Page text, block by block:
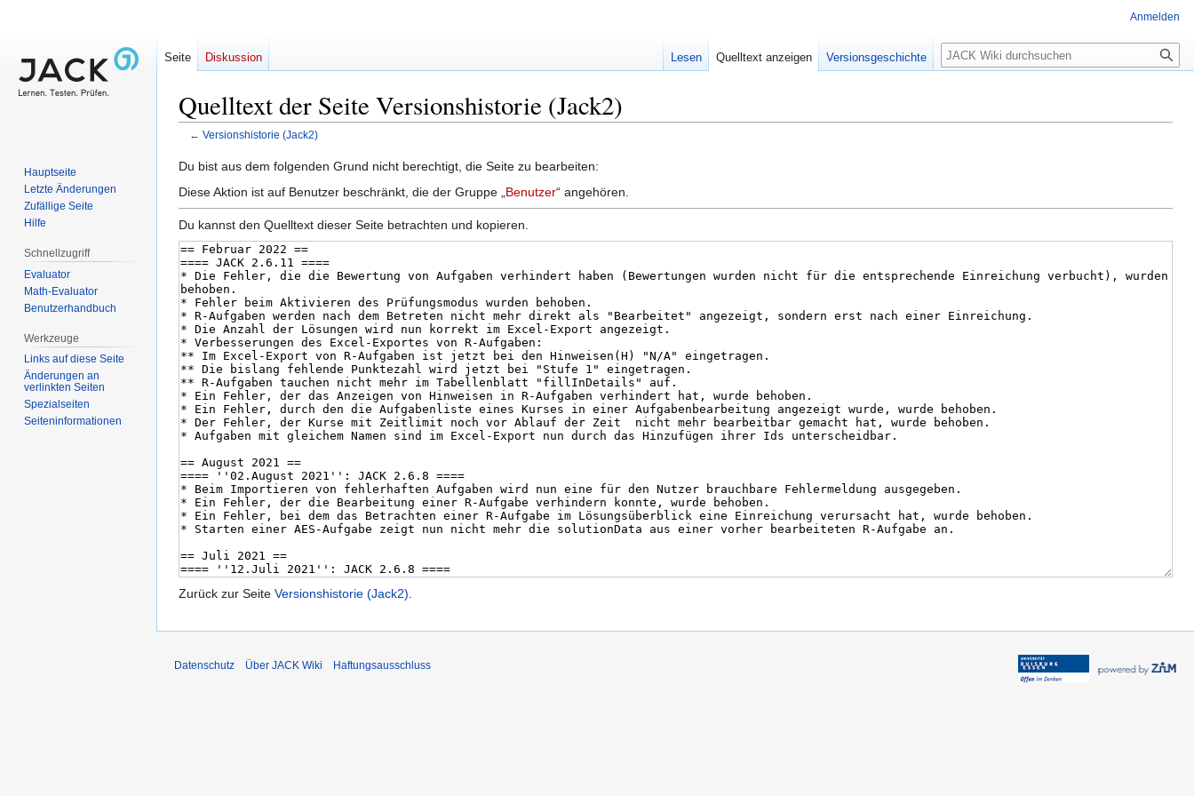
Quelltext der Seite Versionshistorie (Jack2)
← Versionshistorie (Jack2)
Zur
Navigation
Zur
Suche
Du bist aus dem folgenden Grund nicht berechtigt, die Seite zu bearbeiten:
Diese Aktion ist auf Benutzer beschränkt, die der Gruppe „ Benutzer“ angehören.
Du kannst den Quelltext dieser Seite betrachten und kopieren.
Zurück zur Seite Versionshistorie (Jack2).
Anmelden
Seite Diskussion Lesen Quelltext anzeigen Versionsgeschichte Suche
Hauptseite
Letzte Änderungen
Zufällige Seite
Hilfe
Schnellzugriff
Evaluator
Math-Evaluator
Benutzerhandbuch
Werkzeuge
Links auf diese Seite
Änderungen an
verlinkten Seiten
Spezialseiten
Seiten­­informationen
Datenschutz Über JACK Wiki Haftungsausschluss